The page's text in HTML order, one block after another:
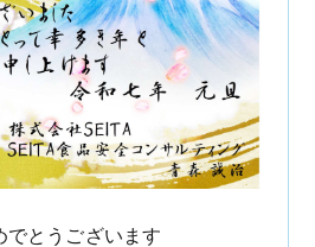
でとうございます